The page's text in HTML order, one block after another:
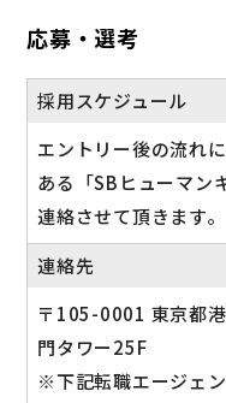
応募・選考
採用スケジュール
エントリー後の流れ
ある「SBヒューマン
連絡させて頂きます。
連絡先
〒105-0001 東京都
門タワー25F
※下記転職エージェ